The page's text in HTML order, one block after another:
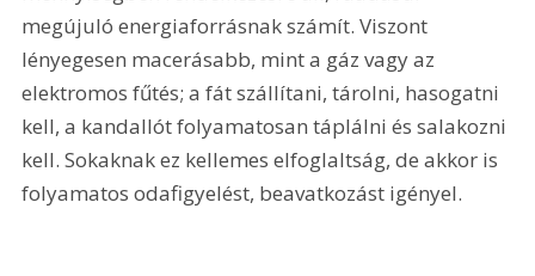
megújuló energiaforrásnak számít. Viszont
lényegesen macerásabb, mint a gáz vagy az
elektromos fűtés; a fát szállítani, tárolni, hasogatni
kell, a kandallót folyamatosan táplálni és salakozni
kell. Sokaknak ez kellemes elfoglaltság, de akkor is
folyamatos odafigyelést, beavatkozást igényel.